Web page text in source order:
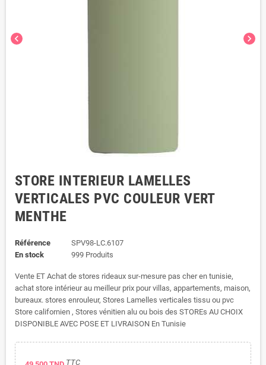
chevron_left chevron_right
STORE INTERIEUR LAMELLES
VERTICALES PVC COULEUR VERT
MENTHE
Référence
SPV98-LC.6107
En stock
999 Produits
Vente ET Achat de stores rideaux sur-mesure pas cher en tunisie,
achat store intérieur au meilleur prix pour villas, appartements, maison,
bureaux. stores enrouleur, Stores Lamelles verticales tissu ou pvc
Store californien , Stores vénitien alu ou bois des STOREs AU CHOIX
DISPONIBLE AVEC POSE ET LIVRAISON En Tunisie
TTC